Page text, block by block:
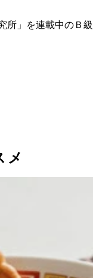
」を連載中のＢ
メ